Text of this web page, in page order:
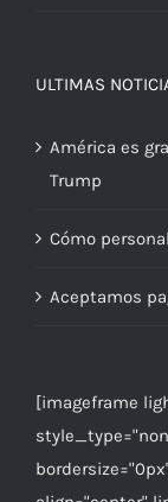
ULTIMAS
América es
Trump
Cómo
Aceptamos
[imageframe